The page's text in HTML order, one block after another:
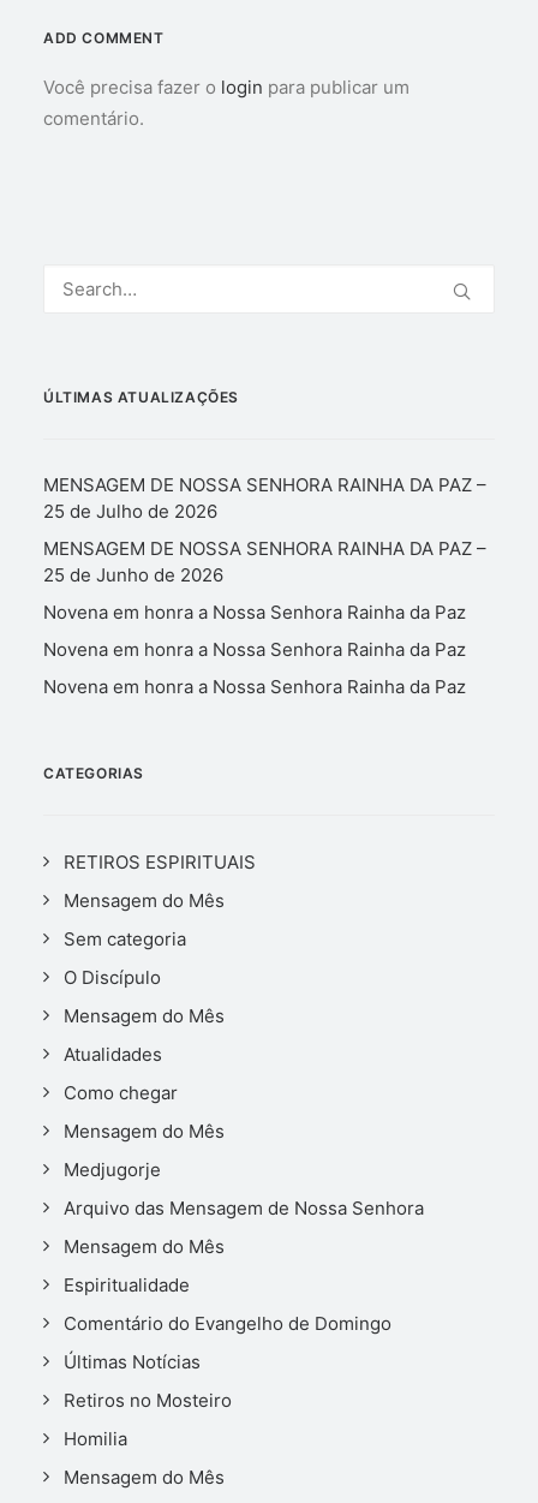
ADD COMMENT
Você precisa fazer o login para publicar um
comentário.
ÚLTIMAS ATUALIZAÇÕES
MENSAGEM DE NOSSA SENHORA RAINHA DA PAZ –
25 de Julho de 2026
MENSAGEM DE NOSSA SENHORA RAINHA DA PAZ –
25 de Junho de 2026
Novena em honra a Nossa Senhora Rainha da Paz
Novena em honra a Nossa Senhora Rainha da Paz
Novena em honra a Nossa Senhora Rainha da Paz
CATEGORIAS
RETIROS ESPIRITUAIS
Mensagem do Mês
Sem categoria
O Discípulo
Mensagem do Mês
Atualidades
Como chegar
Mensagem do Mês
Medjugorje
Arquivo das Mensagem de Nossa Senhora
Mensagem do Mês
Espiritualidade
Comentário do Evangelho de Domingo
Últimas Notícias
Retiros no Mosteiro
Homilia
Mensagem do Mês